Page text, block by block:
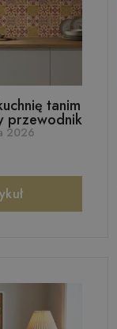
tanim
przewodnik
2026